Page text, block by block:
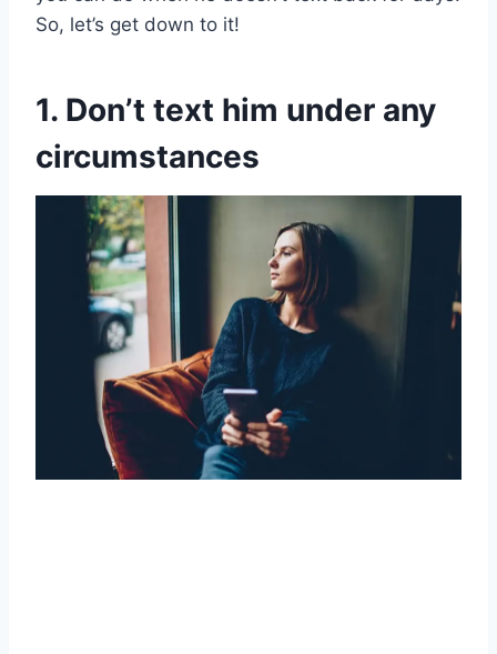
So, let’s get down to it!
1. Don’t text him under any
circumstances